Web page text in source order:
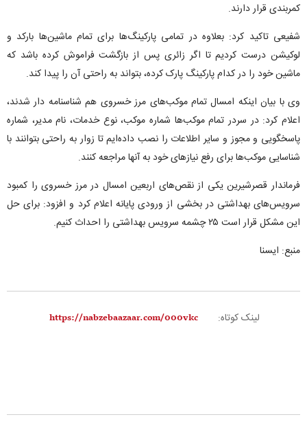
کمربندی قرار دارند.
شفیعی تاکید کرد: بعلاوه در تمامی پارکینگ‌ها برای تمام ماشین‌ها بارکد و
لوکیشن درست کردیم تا اگر زائری پس از بازگشت فراموش کرده باشد که
ماشین خود را در کدام پارکینگ پارک کرده، بتواند به راحتی آن را پیدا کند.
وی با بیان اینکه امسال تمام موکب‌های مرز خسروی هم شناسنامه دار شدند،
اعلام کرد: در سردر تمام موکب‌ها شماره موکب، نوع خدمات، نام مدیر، شماره
پاسخگویی و مجوز و سایر اطلاعات را نصب داده‌ایم تا زوار به راحتی بتوانند با
شناسایی موکب‌ها برای رفع نیازهای خود به آنها مراجعه کنند.
فرماندار قصرشیرین یکی از نقص‌های اربعین امسال در مرز خسروی را کمبود
سرویس‌های بهداشتی در بخشی از ورودی پایانه اعلام کرد و افزود: برای حل
این مشکل قرار است ۲۵ چشمه سرویس بهداشتی را احداث کنیم.
منبع: ایسنا
لینک کوتاه: